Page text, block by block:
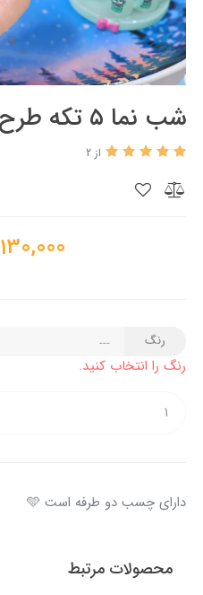
شب نما ۵ تکه طرح سینی سانریو
از 2
130,000
رنگ
رنگ را انتخاب کنید.
دارای چسب دو طرفه است 🩵
محصولات مرتبط